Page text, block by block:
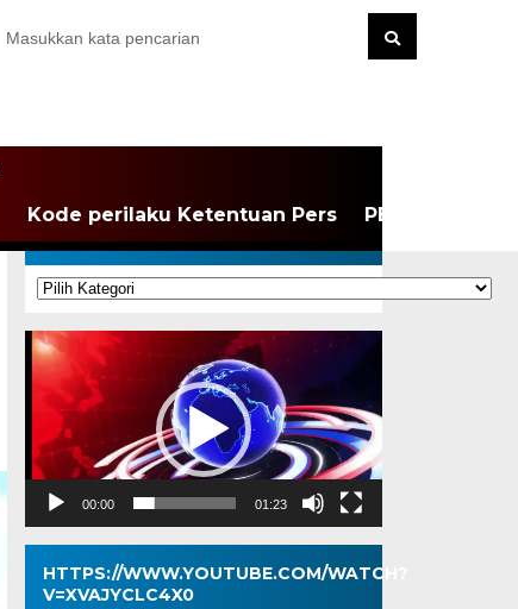
Kode perilaku Ketentuan Pers PEDOMAN
KATEGORI
Kategori
Pemutar
Video
00:00 01:23
HTTPS://WWW.YOUTUBE.COM/WATCH?
V=XVAJYCLC4X0